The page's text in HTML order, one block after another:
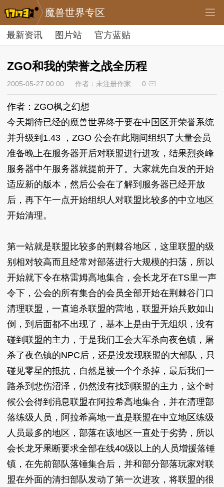
魔兽世界专区
最新资讯 图片站 官方蓝贴
ZGO和我的荣誉之战全历程
2005-05-27 00:00 作者：未注册作家 0
作者：ZGO枫之幻想
今天期待已经的魔兽世界终于要在中国区开荣誉系统
并升级到1.43 ，ZGO 公会在此期间组织了大量会员
准备晚上在服务器开后对联盟进行进攻，结果烈炎峰
服务器中午服务器就提前开了。大家就先自发的开始
适应新的版本，然后公会在了解到服务器已经开放
后，再下午一点开始组织人对联盟比较多的中立地区
开始清理。
第一站就是联盟比较多的荆棘谷地区，这里联盟的级
别相对较高而且经常对部落进行大规模的扫荡，所以
开始就下令在格雷姆高地集合，会长龙牙在TS里一声
令下，公会的所有集合的会员全部开始在荆棘谷门口
清理联盟，一直追杀联盟的营地，联盟开始兵败如山
倒，到后面都不出现了，基本上是由于无组织，没有
碰到联盟的主力，于是我们工会大军杀向夜色镇，屠
杀了夜色镇的NPC后，还是没发现联盟的大部队，只
碰见零星的抵抗，自然是被一个个杀掉，最后我们一
路杀到悲伤沼泽，仍然没有找到联盟的主力，这个时
候公会得到消息联盟在阿拉希高地集合，并在清理部
落练级人员，阿拉希高地一直是联盟在中立地区练级
人员最多的地区，部落在该地区一直处于劣势，所以
会长龙牙果断要求全部在线40级以上的人员增援落锤
镇，在先前部队落锤集合后，并和部分部落玩家对联
盟在外面的清扫部队发动了第一次进攻，将联盟的很